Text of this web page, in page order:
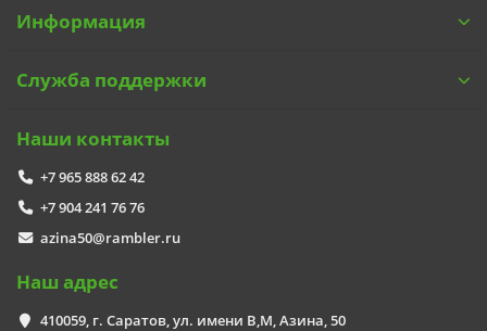
Информация
Служба поддержки
Наши контакты
+7 965 888 62 42
+7 904 241 76 76
azina50@rambler.ru
Наш адрес
410059, г. Саратов, ул. имени В,М, Азина, 50